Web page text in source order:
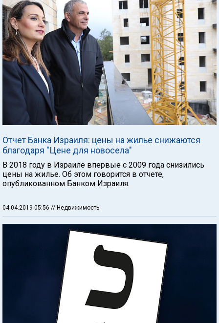
Отчет Банка Израиля: цены на жилье снижаются
благодаря "Цене для новосела"
В 2018 году в Израиле впервые с 2009 года снизились
цены на жилье. Об этом говорится в отчете,
опубликованном Банком Израиля.
04.04.2019 05:56 // Недвижимость